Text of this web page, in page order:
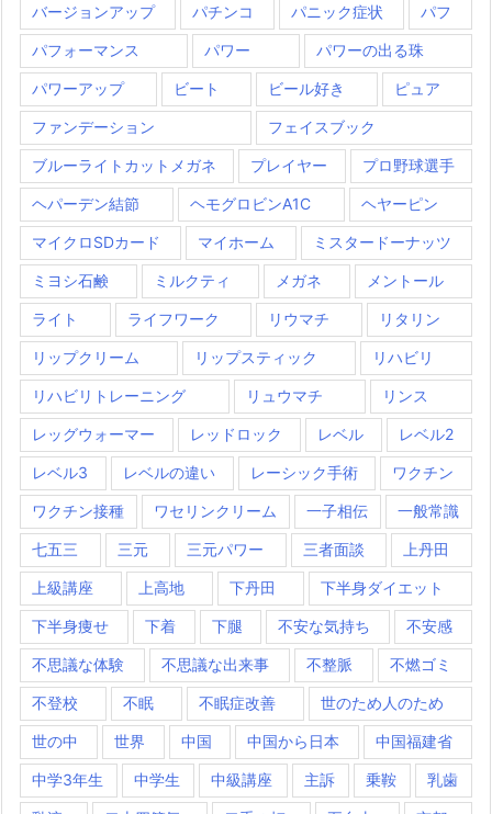
バージョンアップ パチンコ パニック症状 パフ
パフォーマンス パワー パワーの出る珠
パワーアップ ビート ビール好き ピュア
ファンデーション フェイスブック
ブルーライトカットメガネ プレイヤー プロ野球選手
ヘパーデン結節 ヘモグロビンA1C ヘヤーピン
マイクロSDカード マイホーム ミスタードーナッツ
ミヨシ石鹸 ミルクティ メガネ メントール
ライト ライフワーク リウマチ リタリン
リップクリーム リップスティック リハビリ
リハビリトレーニング リュウマチ リンス
レッグウォーマー レッドロック レベル レベル2
レベル3 レベルの違い レーシック手術 ワクチン
ワクチン接種 ワセリンクリーム 一子相伝 一般常識
七五三 三元 三元パワー 三者面談 上丹田
上級講座 上高地 下丹田 下半身ダイエット
下半身痩せ 下着 下腿 不安な気持ち 不安感
不思議な体験 不思議な出来事 不整脈 不燃ゴミ
不登校 不眠 不眠症改善 世のため人のため
世の中 世界 中国 中国から日本 中国福建省
中学3年生 中学生 中級講座 主訴 乗鞍 乳歯